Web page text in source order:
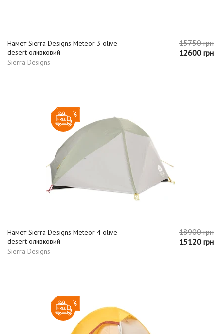
Намет Sierra Designs Meteor 3 olive-
desert оливковий
Sierra Designs
15750 грн
12600 грн
-20%
Намет Sierra Designs Meteor 4 olive-
desert оливковий
Sierra Designs
18900 грн
15120 грн
-20%